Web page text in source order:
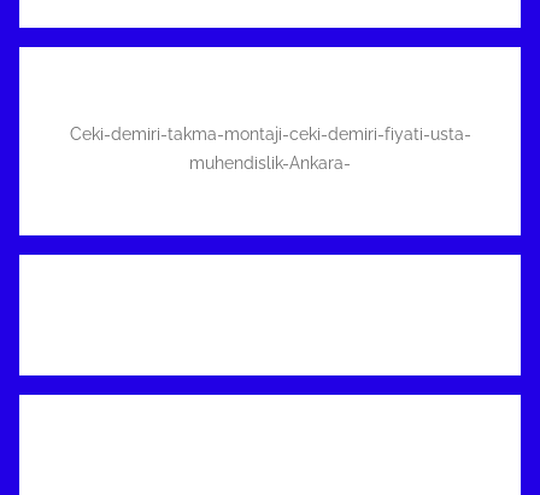
Ceki-demiri-takma-montaji-ceki-demiri-fiyati-usta-
muhendislik-Ankara-